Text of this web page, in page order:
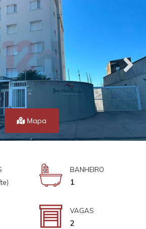
Mapa
BANHEIRO
1
VAGAS
2